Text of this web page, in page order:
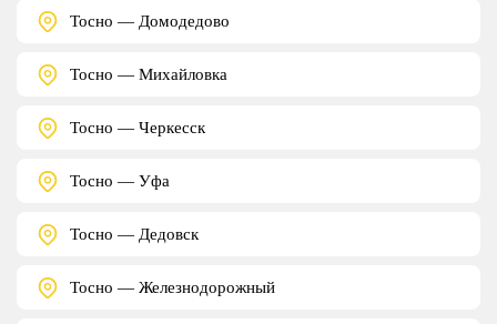
Тосно — Домодедово
Тосно — Михайловка
Тосно — Черкесск
Тосно — Уфа
Тосно — Дедовск
Тосно — Железнодорожный